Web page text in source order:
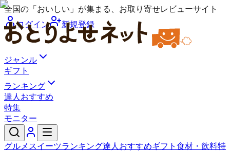
全国の「おいしい」が集まる、お取り寄せレビューサイト
ログイン
新規登録
ジャンル
ギフト
ランキング
達人おすすめ
特集
モニター
グルメ スイーツランキング達人おすすめギフト 食材・飲料特